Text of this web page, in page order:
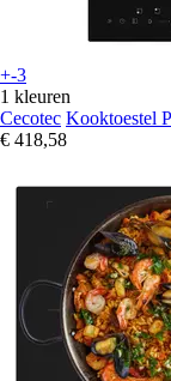
+-3
1 kleuren
Cecotec Kooktoestel
€ 418,58